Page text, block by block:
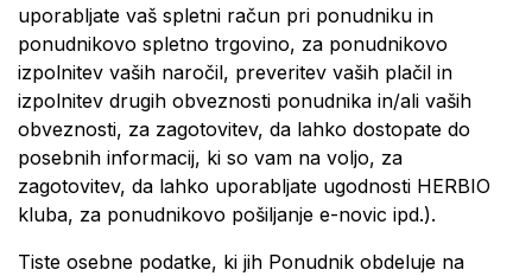
uporabljate vaš spletni račun pri ponudniku in
ponudnikovo spletno trgovino, za ponudnikovo
izpolnitev vaših naročil, preveritev vaših plačil in
izpolnitev drugih obveznosti ponudnika in/ali vaših
obveznosti, za zagotovitev, da lahko dostopate do
posebnih informacij, ki so vam na voljo, za
zagotovitev, da lahko uporabljate ugodnosti HERBIO
kluba, za ponudnikovo pošiljanje e-novic ipd.).
Tiste osebne podatke, ki jih Ponudnik obdeluje na